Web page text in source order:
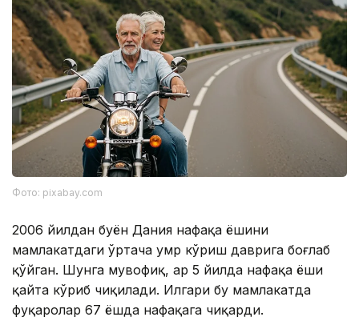
Фото: pixabay.com
2006 йилдан буён Дания нафақа ёшини
мамлакатдаги ўртача умр кўриш даврига боғлаб
қўйган. Шунга мувофиқ, ҳар 5 йилда нафақа ёши
қайта кўриб чиқилади. Илгари бу мамлакатда
фуқаролар 67 ёшда нафақага чиқарди.